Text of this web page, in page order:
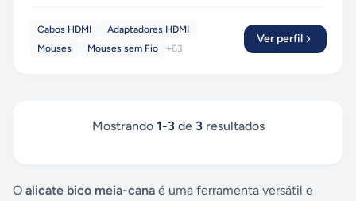
Cabos HDMI
Adaptadores HDMI
Mouses
Mouses sem Fio +63
Ver perfil
Mostrando 1-3 de 3 resultados
O alicate bico meia-cana é uma ferramenta versátil e